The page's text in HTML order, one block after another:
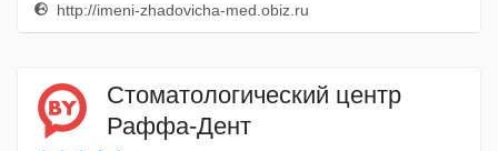
http://imeni-zhadovicha-med.obiz.ru
Стоматологический центр
Раффа-Дент